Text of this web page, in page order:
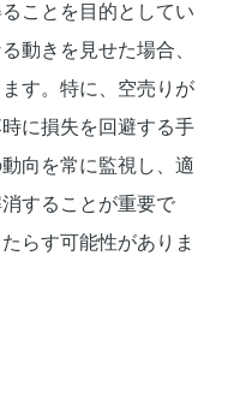
ことを目的としてい
動きを見せた場合、
す。特に、空売りが
に損失を回避する手
向を常に監視し、適
することが重要で
らす可能性がありま